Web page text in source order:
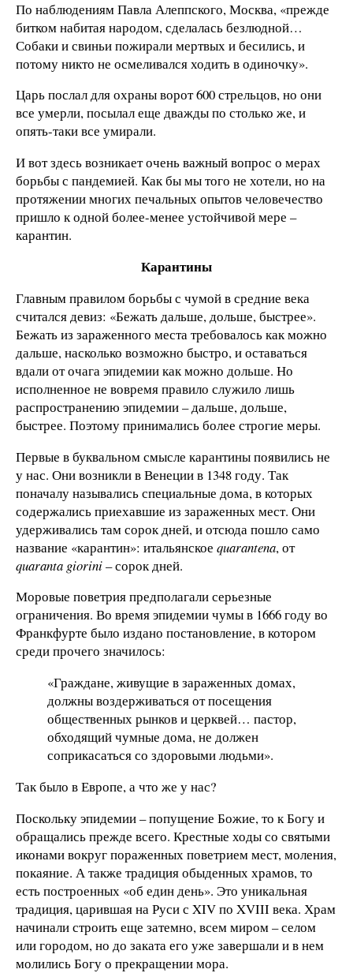
По наблюдениям Павла Алеппского, Москва, «прежде
битком набитая народом, сделалась безлюдной…
Собаки и свиньи пожирали мертвых и бесились, и
потому никто не осмеливался ходить в одиночку».
Царь послал для охраны ворот 600 стрельцов, но они
все умерли, посылал еще дважды по столько же, и
опять-таки все умирали.
И вот здесь возникает очень важный вопрос о мерах
борьбы с пандемией. Как бы мы того не хотели, но на
протяжении многих печальных опытов человечество
пришло к одной более-менее устойчивой мере –
карантин.
Карантины
Главным правилом борьбы с чумой в средние века
считался девиз: «Бежать дальше, дольше, быстрее».
Бежать из зараженного места требовалось как можно
дальше, насколько возможно быстро, и оставаться
вдали от очага эпидемии как можно дольше. Но
исполненное не вовремя правило служило лишь
распространению эпидемии – дальше, дольше,
быстрее. Поэтому принимались более строгие меры.
Первые в буквальном смысле карантины появились не
у нас. Они возникли в Венеции в 1348 году. Так
поначалу назывались специальные дома, в которых
содержались приехавшие из зараженных мест. Они
удерживались там сорок дней, и отсюда пошло само
название «карантин»: итальянское quarantena, от
quaranta giorini– сорок дней.
Моровые поветрия предполагали серьезные
ограничения. Во время эпидемии чумы в 1666 году во
Франкфурте было издано постановление, в котором
среди прочего значилось:
«Граждане, живущие в зараженных домах,
должны воздерживаться от посещения
общественных рынков и церквей… пастор,
обходящий чумные дома, не должен
соприкасаться со здоровыми людьми».
Так было в Европе, а что же у нас?
Поскольку эпидемии – попущение Божие, то к Богу и
обращались прежде всего. Крестные ходы со святыми
иконами вокруг пораженных поветрием мест, моления,
покаяние. А также традиция обыденных храмов, то
есть построенных «об един день». Это уникальная
традиция, царившая на Руси с XIV по XVIII века. Храм
начинали строить еще затемно, всем миром – селом
или городом, но до заката его уже завершали и в нем
молились Богу о прекращении мора.